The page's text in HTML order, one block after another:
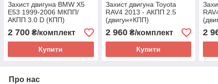
Захист двигуна BMW X5
E53 1999-2006 МКПП/
АКПП 3.0 D (КПП)
2 700 ₴/комплект
Купити
Захист двигуна Toyota
RAV4 2013 - АКПП 2.5
(двигун+КПП)
2 960₴/комплект
Купити
2
Про нас